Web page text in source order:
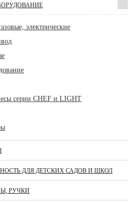
электрические
серии CHEF и LIGHT
ДЛЯ ДЕТСКИХ САДОВ И ШКОЛ
РУЧКИ